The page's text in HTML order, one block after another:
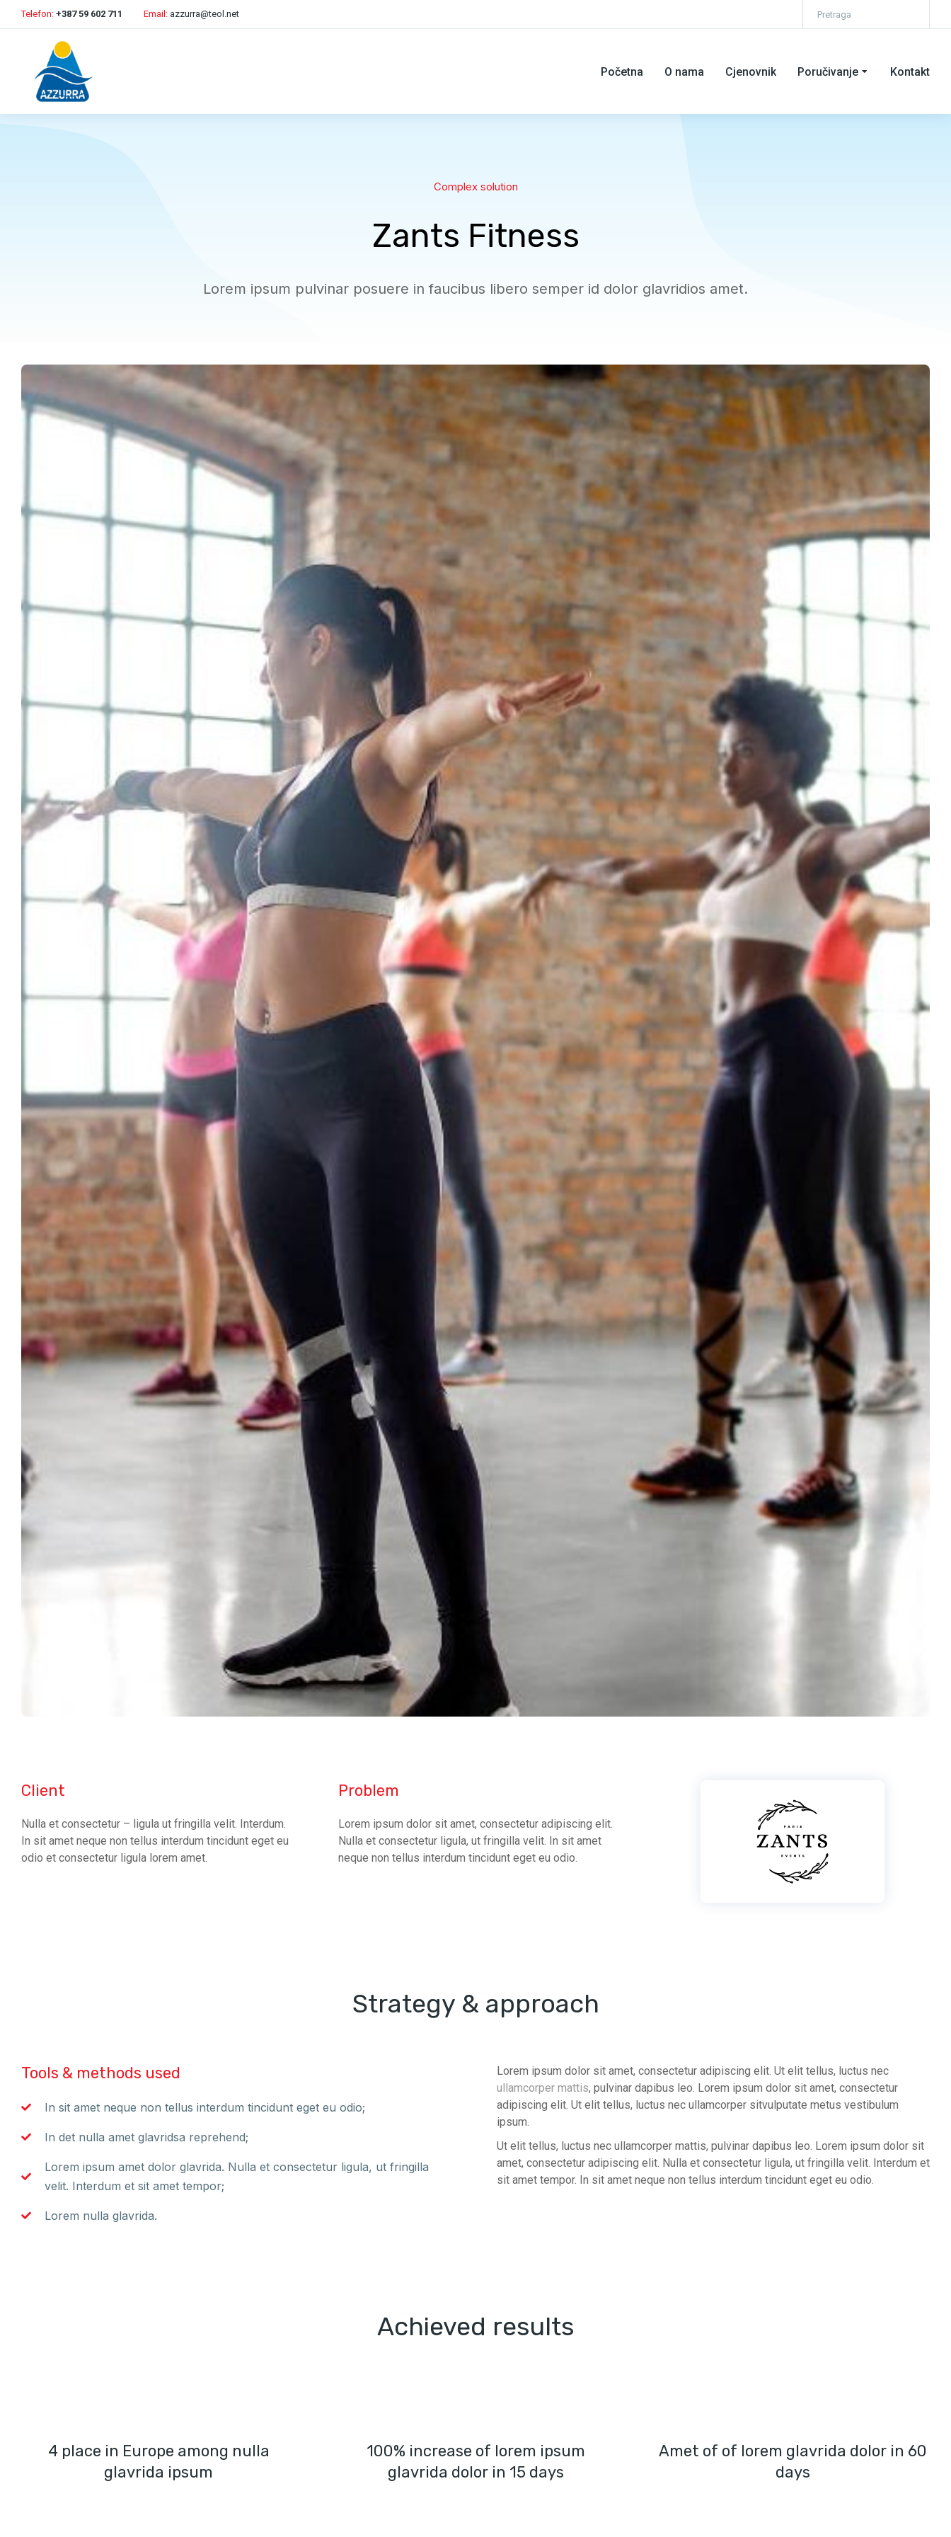
Telefon: +387 59 602 711 Email: azzurra@teol.net
Početna O nama Cjenovnik Poručivanje Kontakt
Complex solution
Zants Fitness
Lorem ipsum pulvinar posuere in faucibus libero semper id dolor glavridios amet.
Client
Nulla et consectetur – ligula ut fringilla velit. Interdum.
In sit amet neque non tellus interdum tincidunt eget eu
odio et consectetur ligula lorem amet.
Problem
Lorem ipsum dolor sit amet, consectetur adipiscing elit.
Nulla et consectetur ligula, ut fringilla velit. In sit amet
neque non tellus interdum tincidunt eget eu odio.
Strategy & approach
Tools & methods used
In sit amet neque non tellus interdum tincidunt eget eu odio;
In det nulla amet glavridsa reprehend;
Lorem ipsum amet dolor glavrida. Nulla et consectetur ligula, ut fringilla
velit. Interdum et sit amet tempor;
Lorem nulla glavrida.
Lorem ipsum dolor sit amet, consectetur adipiscing elit. Ut elit tellus, luctus nec
ullamcorper mattis, pulvinar dapibus leo. Lorem ipsum dolor sit amet, consectetur
adipiscing elit. Ut elit tellus, luctus nec ullamcorper sitvulputate metus vestibulum
ipsum.
Ut elit tellus, luctus nec ullamcorper mattis, pulvinar dapibus leo. Lorem ipsum dolor sit
amet, consectetur adipiscing elit. Nulla et consectetur ligula, ut fringilla velit. Interdum et
sit amet tempor. In sit amet neque non tellus interdum tincidunt eget eu odio.
Achieved results
4 place in Europe among nulla
glavrida ipsum
100% increase of lorem ipsum
glavrida dolor in 15 days
Amet of of lorem glavrida dolor in 60
days